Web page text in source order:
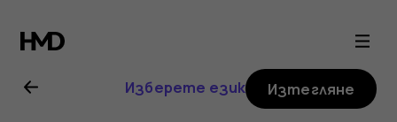
Ръководство
на Изберете език Изтегляне